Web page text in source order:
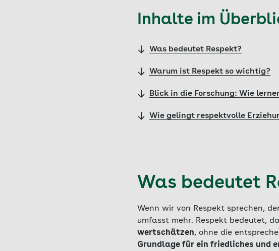
Inhalte im
Was bedeutet Respekt?
Warum ist Respekt so wichtig?
Blick in die Forschung: Wie
Wie gelingt respektvolle
Was bedeutet
Wenn wir von Respekt sprechen,
umfasst mehr. Respekt bedeutet,
wertschätzen, ohne die
Grundlage für ein friedliches und